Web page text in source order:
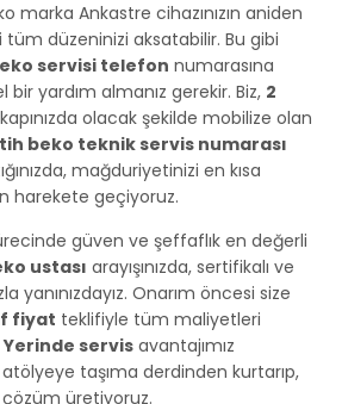
marka Ankastre cihazınızın aniden
tüm düzeninizi aksatabilir. Bu gibi
servisi telefon numarasına
yardım almanız gerekir. Biz, 2
kapınızda olacak şekilde mobilize olan
beko teknik servis numarası
mağduriyetinizi en kısa
harekete geçiyoruz.
güven ve şeffaflık en değerli
ustası arayışınızda, sertifikalı ve
yanınızdayız. Onarım öncesi size
fiyat teklifiyle tüm maliyetleri
Yerinde servis avantajımız
atölyeye taşıma derdinden kurtarıp,
üretiyoruz.